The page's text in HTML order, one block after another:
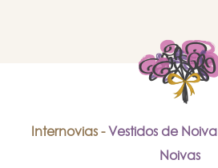
Internovias - Vestidos de Noiva
Noivas